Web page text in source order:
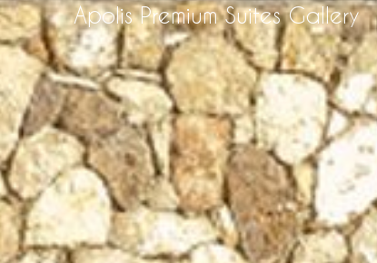
Apolis Premium Suites Gallery